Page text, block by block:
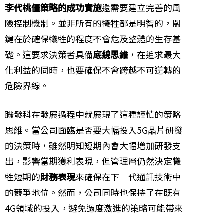
李代桃僵策略的成功實施還需要建立完善的風
險控制機制。並非所有的犧牲都是明智的，關
鍵在於確保犧牲的程度不會危及整體的生存基
礎。這要求決策者具備底線思維 ，在追求最大
化利益的同時，也要確保不會跨越不可逆轉的
危險界線。
聯發科在發展過程中就展現了這種謹慎的策略
思維。當公司面臨是否要大幅投入5G晶片研發
的決策時，雖然明知短期內會大幅增加研發支
出，影響當期獲利表現，但管理層仍然決定犧
牲短期的財務表現來確保在下一代通訊技術中
的競爭地位。然而，公司同時也保持了在既有
4G領域的投入，避免過度激進的策略可能帶來